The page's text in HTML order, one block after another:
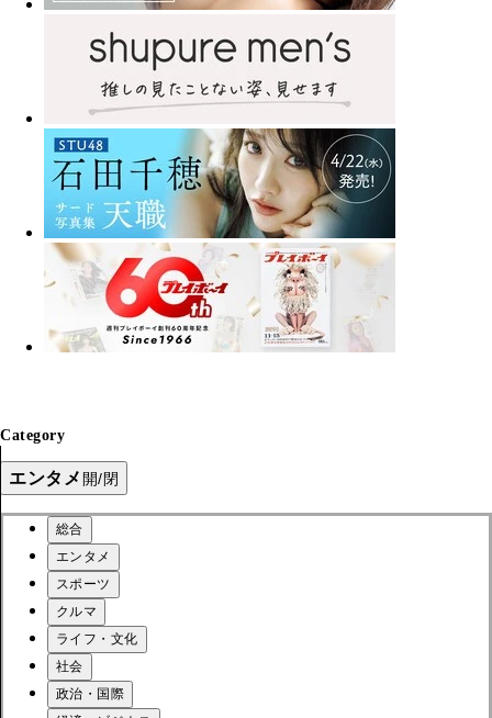
Category
エンタメ 開/閉
総合
エンタメ
スポーツ
クルマ
ライフ・文化
社会
政治・国際